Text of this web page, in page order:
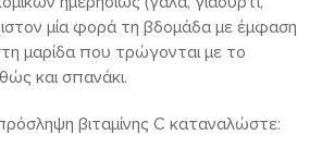
μία φορά τη βδομάδα με έμφαση
μαρίδα που τρώγονται με το
και σπανάκι.
πρόσληψη βιταμίνης C καταναλώστε: